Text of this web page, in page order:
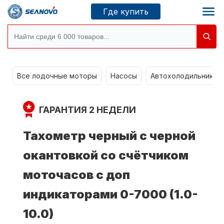
Где купить
Новосибирск
Где купить
О компании
Моторы SEANOVO
Все лодочные моторы Насосы Автохолодильники
ГАРАНТИЯ 2 НЕДЕЛИ
Тахометр черный с черной
окантовкой со счётчиком
моточасов с доп
индикаторами 0-7000 (1.0-
10.0)